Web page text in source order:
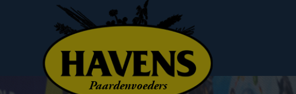
Paardenvoeders